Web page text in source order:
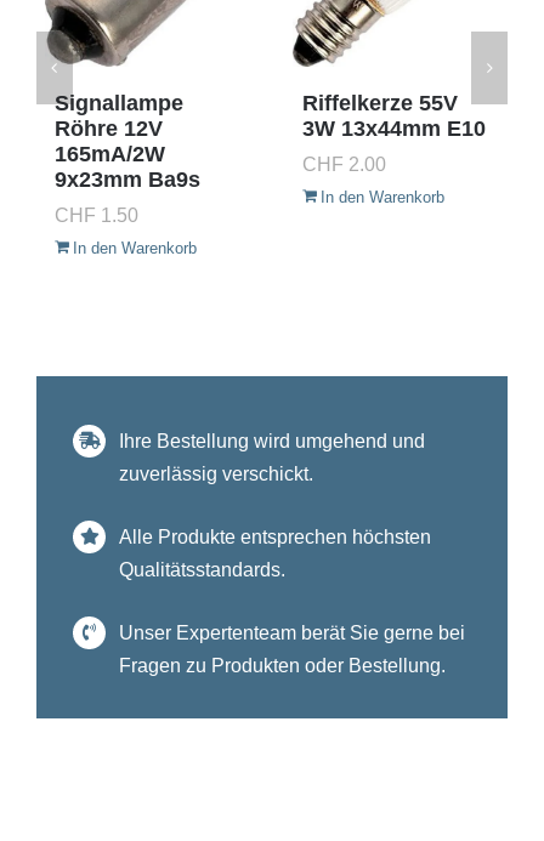
Signallampe
Röhre 12V
165mA/2W
9x23mm Ba9s
CHF 1.50
In den Warenkorb
Riffelkerze 55V
3W 13x44mm E10
CHF 2.00
In den Warenkorb
Ihre Bestellung wird umgehend und
zuverlässig verschickt.
Alle Produkte entsprechen höchsten
Qualitätsstandards.
Unser Expertenteam berät Sie gerne bei
Fragen zu Produkten oder Bestellung.